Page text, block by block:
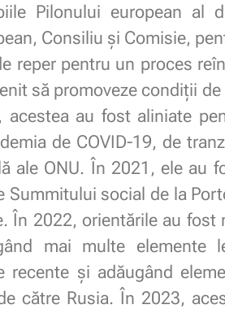
Pilonului european al
Consiliu și Comisie,
reper pentru un proces
să promoveze condiții
au fost aliniate
de COVID-19, de
ale ONU. În 2021, ele au
Summitului social de la
În 2022, orientările au
mai multe
recente și adăugând
către Rusia. În 2023,